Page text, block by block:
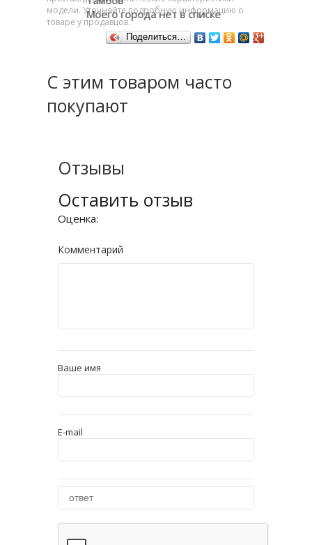
модели. Уточняйте подробную информацию о
товаре у продавцов.
Поделиться…
С этим товаром часто
покупают
Отзывы
Оставить отзыв
Оценка:
Комментарий
Ваше имя
E-mail
Моего города нет в списке